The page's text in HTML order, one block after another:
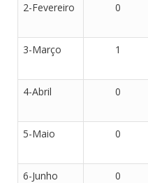
2-Fevereiro 0
3-Março 1
4-Abril 0
5-Maio 0
6-Junho 0